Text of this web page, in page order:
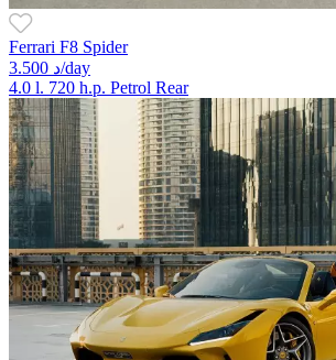
Ferrari F8 Spider
3.500 د/day
4.0 l. 720 h.p. Petrol Rear